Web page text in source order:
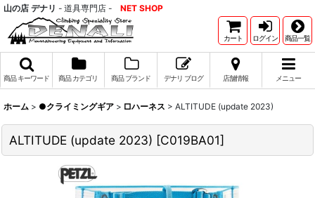
山の店 デナリ - 道具専門店 - NET SHOP
カート ログイン 商品一覧
商品 キーワード 商品 カテゴリ 商品 ブランド デナリ ブログ 店舗情報 メニュー
ホーム > ●クライミングギア > □ハーネス > ALTITUDE (update 2023)
ALTITUDE (update 2023) [C019BA01]